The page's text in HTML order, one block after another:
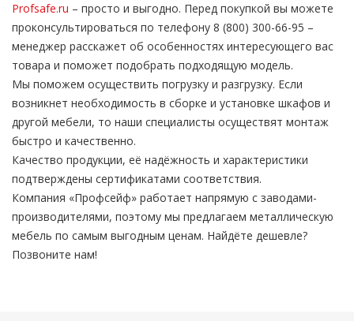
Profsafe.ru – просто и выгодно. Перед покупкой вы можете
проконсультироваться по телефону 8 (800) 300-66-95 –
менеджер расскажет об особенностях интересующего вас
товара и поможет подобрать подходящую модель.
Мы поможем осуществить погрузку и разгрузку. Если
возникнет необходимость в сборке и установке шкафов и
другой мебели, то наши специалисты осуществят монтаж
быстро и качественно.
Качество продукции, её надёжность и характеристики
подтверждены сертификатами соответствия.
Компания «Профсейф» работает напрямую с заводами-
производителями, поэтому мы предлагаем металлическую
мебель по самым выгодным ценам. Найдёте дешевле?
Позвоните нам!